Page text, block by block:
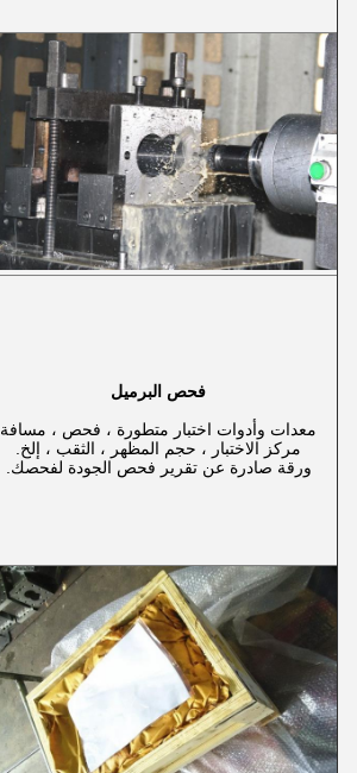
فحص البرميل
معدات وأدوات اختبار متطورة ، فحص ، مسافة
مركز الاختبار ، حجم المظهر ، الثقب ، إلخ.
ورقة صادرة عن تقرير فحص الجودة لفحصك.